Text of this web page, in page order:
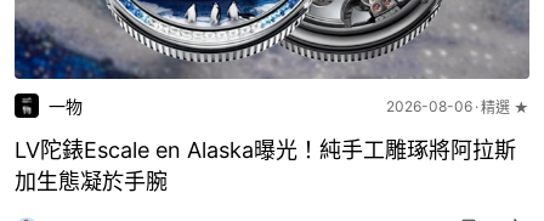
一物 2026-08-06 精選 ★
LV陀錶Escale en Alaska曝光！純手工雕琢將阿拉斯
加生態凝於手腕